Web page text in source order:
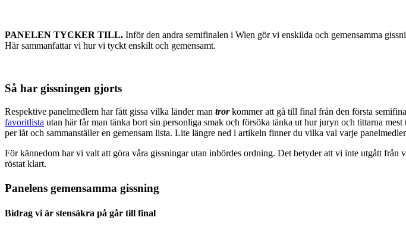
PANELEN TYCKER TILL. Inför den andra semifinalen i Wien gör vi enskilda och gemensamma
Här sammanfattar vi hur vi tyckt enskilt och gemensamt.
Så har gissningen gjorts
Respektive panelmedlem har fått gissa vilka länder man trorkommer att gå till final från den första
favoritlista utan här får man tänka bort sin personliga smak och försöka tänka ut hur juryn och tittarna
per låt och sammanställer en gemensam lista. Lite längre ned i artikeln finner du vilka val varje
För kännedom har vi valt att göra våra gissningar utan inbördes ordning. Det betyder att vi inte utgått
röstat klart.
Panelens gemensamma gissning
Bidrag vi är stensäkra på går till final